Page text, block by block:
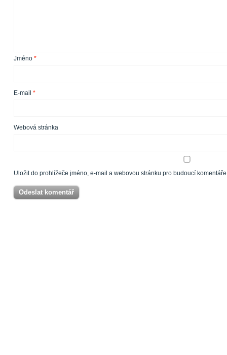
Jméno *
E-mail *
Webová stránka
Uložit do prohlížeče jméno, e-mail a webovou stránku pro budoucí